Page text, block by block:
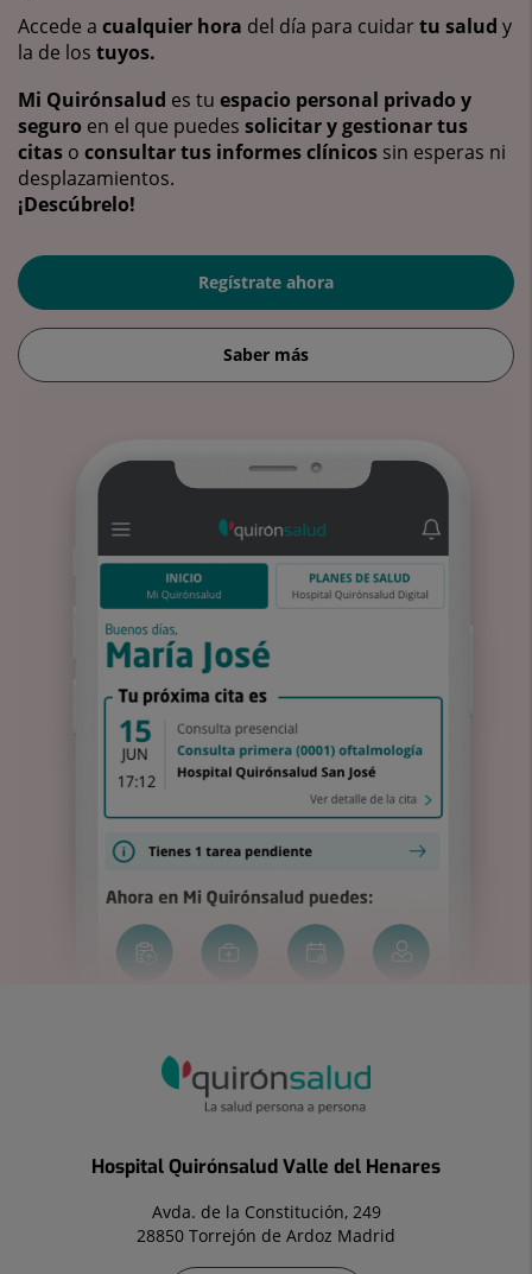
Accede a cualquier hora del día para cuidartu salud y
la de los tuyos.
Mi Quirónsalud es tu espacio personal privado y
seguro en el que puedes solicitar y gestionar tus
citas o consultar tus informes clínicos sin esperas ni
desplazamientos.
¡Descúbrelo!
Regístrate ahora
Saber más
Hospital Quirónsalud Valle del Henares
Avda. de la Constitución, 249
28850 Torrejón de Ardoz Madrid